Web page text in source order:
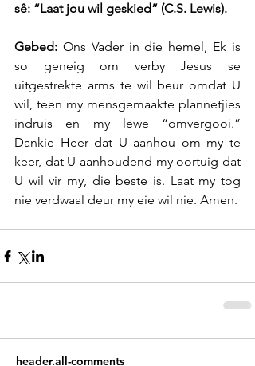
sê: “Laat jou wil geskied” (C.S. Lewis).
Gebed: Ons Vader in die hemel, Ek is
so geneig om verby Jesus se
uitgestrekte arms te wil beur omdat U
wíl, teen my mensgemaakte plannetjies
indruis en my lewe “omvergooi.”
Dankie Heer dat U aanhou om my te
keer, dat U aanhoudend my oortuig dat
U wil vir my, die beste is. Laat my tog
nie verdwaal deur my eie wil nie. Amen.
header.all-comments